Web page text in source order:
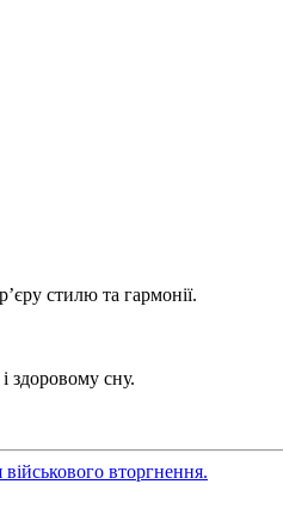
стилю та гармонії.
здоровому сну.
вторгнення.